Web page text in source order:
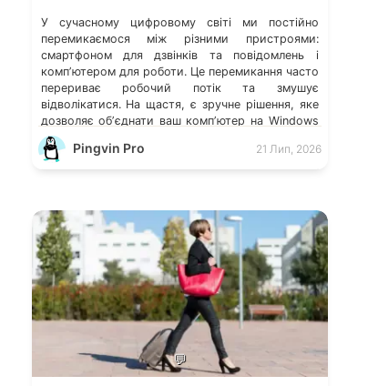
У сучасному цифровому світі ми постійно
перемикаємося між різними пристроями:
смартфоном для дзвінків та повідомлень і
компʼютером для роботи. Це перемикання часто
перериває робочий потік та змушує
відволікатися. На щастя, є зручне рішення, яке
дозволяє обʼєднати ваш компʼютер на Windows
із мобільним пристроєм, чи то Android, чи iOS.
Йдеться про застосунок Звʼязок зі смартфоном
Pingvin Pro 21 Лип, 2026
💬